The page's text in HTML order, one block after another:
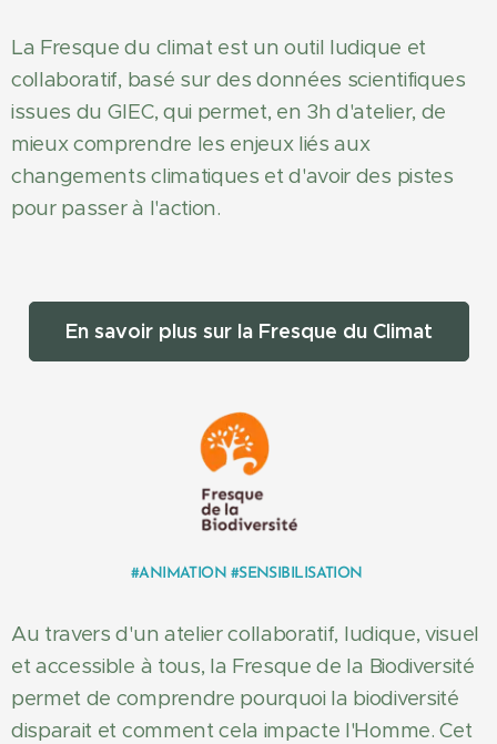
La Fresque du climat est un outil ludique et
collaboratif, basé sur des données scientifiques
issues du GIEC, qui permet, en 3h d'atelier, de
mieux comprendre les enjeux liés aux
changements climatiques et d'avoir des pistes
pour passer à l'action.
En savoir plus sur la Fresque du Climat
#ANIMATION #SENSIBILISATION
Au travers d'un atelier collaboratif, ludique, visuel
et accessible à tous, la Fresque de la Biodiversité
permet de comprendre pourquoi la biodiversité
disparait et comment cela impacte l'Homme. Cet